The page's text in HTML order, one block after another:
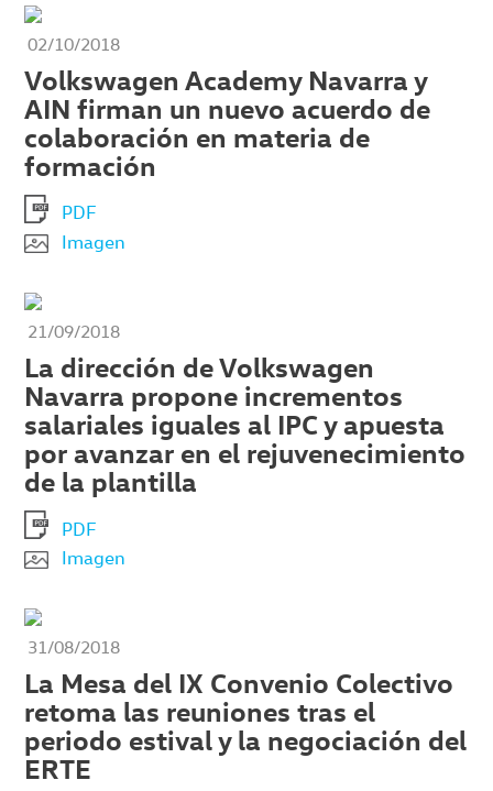
02/10/2018
Volkswagen Academy Navarra y
AIN firman un nuevo acuerdo de
colaboración en materia de
formación
PDF
Imagen
21/09/2018
La dirección de Volkswagen
Navarra propone incrementos
salariales iguales al IPC y apuesta
por avanzar en el rejuvenecimiento
de la plantilla
PDF
Imagen
31/08/2018
La Mesa del IX Convenio Colectivo
retoma las reuniones tras el
periodo estival y la negociación del
ERTE